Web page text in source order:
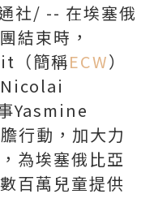
社/ -- 在埃塞俄
結束時，
（簡稱ECW）
Nicolai
Yasmine
行動，加大力
為埃塞俄比亞
百萬兒童提供